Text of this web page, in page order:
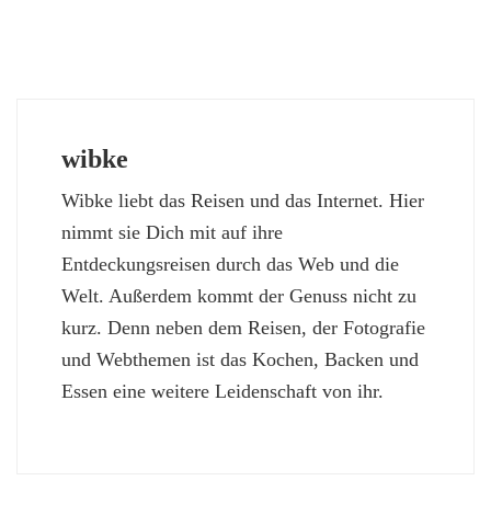
wibke
Wibke liebt das Reisen und das Internet. Hier
nimmt sie Dich mit auf ihre
Entdeckungsreisen durch das Web und die
Welt. Außerdem kommt der Genuss nicht zu
kurz. Denn neben dem Reisen, der Fotografie
und Webthemen ist das Kochen, Backen und
Essen eine weitere Leidenschaft von ihr.